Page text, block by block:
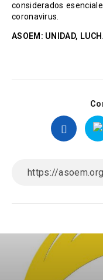
considerados
coronavirus.
ASOEM: UNIDAD,